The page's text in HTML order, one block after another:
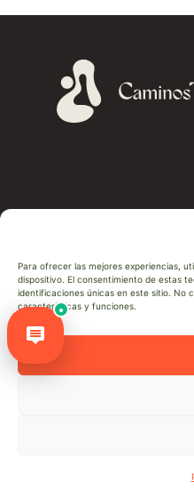
Para ofrecer las mejores experiencias,
dispositivo. El consentimiento de estas
identificaciones únicas en este sitio. No
características y funciones.
●
© Cesefor 2026.